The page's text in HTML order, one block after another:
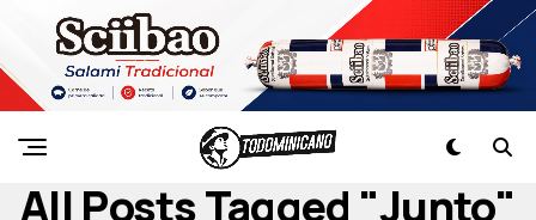
All Posts Tagged "junto"